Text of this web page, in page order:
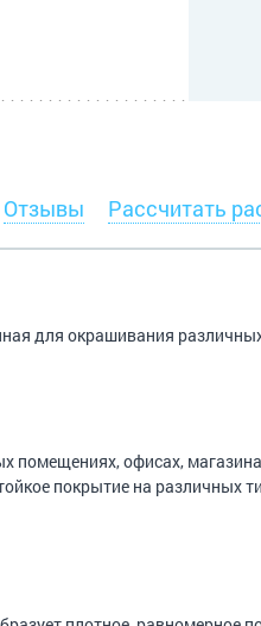
Отзывы Рассчитать
для окрашивания
помещениях, офисах,
покрытие на различных